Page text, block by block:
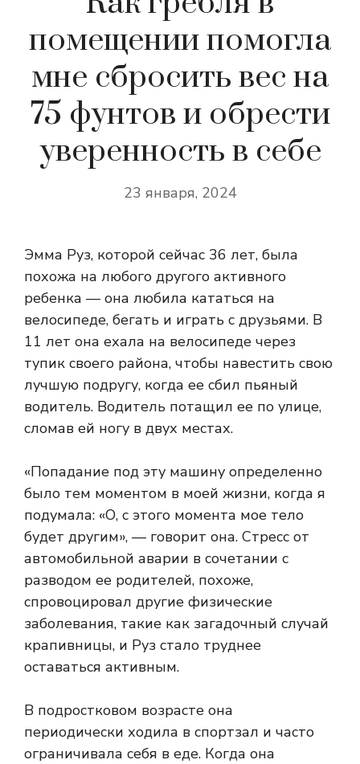
помещении помогла
мне сбросить вес на
75 фунтов и обрести
уверенность в себе
23 января, 2024
Эмма Руз, которой сейчас 36 лет, была
похожа на любого другого активного
ребенка — она любила кататься на
велосипеде, бегать и играть с друзьями. В
11 лет она ехала на велосипеде через
тупик своего района, чтобы навестить свою
лучшую подругу, когда ее сбил пьяный
водитель. Водитель потащил ее по улице,
сломав ей ногу в двух местах.
«Попадание под эту машину определенно
было тем моментом в моей жизни, когда я
подумала: «О, с этого момента мое тело
будет другим», — говорит она. Стресс от
автомобильной аварии в сочетании с
разводом ее родителей, похоже,
спровоцировал другие физические
заболевания, такие как загадочный случай
крапивницы, и Руз стало труднее
оставаться активным.
В подростковом возрасте она
периодически ходила в спортзал и часто
ограничивала себя в еде. Когда она